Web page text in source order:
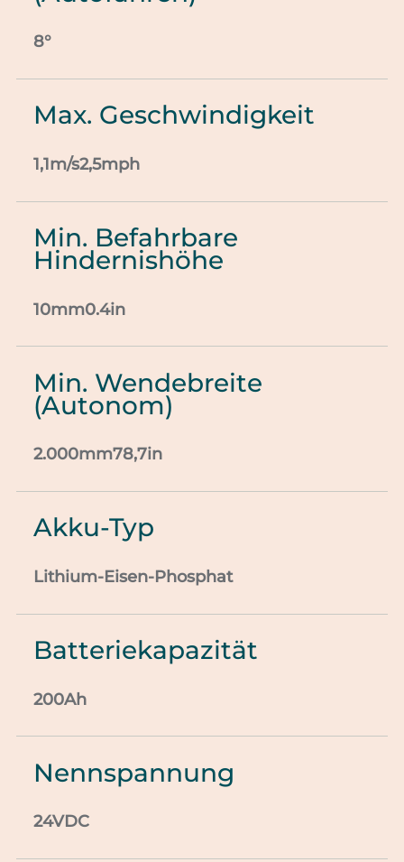
8°
Max. Geschwindigkeit
1,1m/s2,5mph
Min. Befahrbare
Hindernishöhe
10mm0.4in
Min. Wendebreite
(Autonom)
2.000mm78,7in
Akku-Typ
Lithium-Eisen-Phosphat
Batteriekapazität
200Ah
Nennspannung
24VDC